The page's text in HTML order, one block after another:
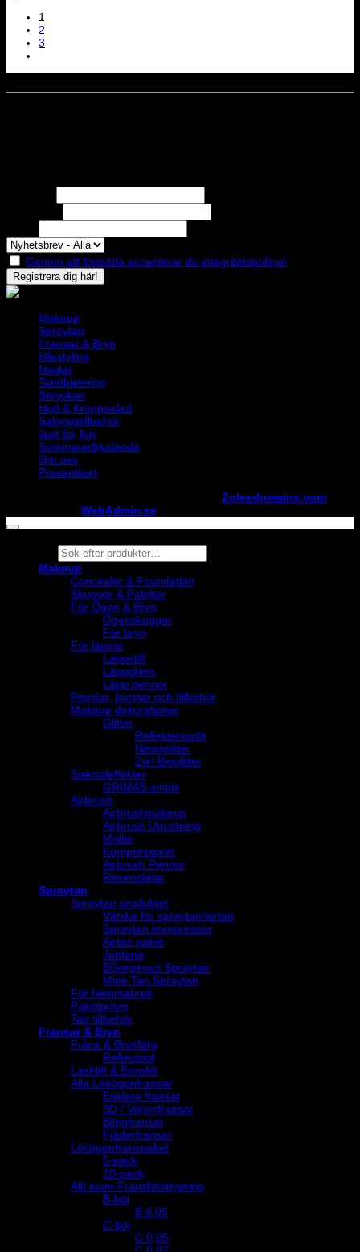
1
2
3
Genom att fortsätta accepterar du integritetspolicyn
Makeup
Spraytan
Fransar & Bryn
Hårstyling
Naglar
Tandblekning
Smycken
Hud & Kroppsvård
Salongstillbehör
Just for fun
Sommarerbjudande
Om oss
Presentkort
Zolexdomains.com
WebAdmin.se
Products
search
Makeup
Concealer & Foundation
Skuggor & Paletter
För Ögon & Bryn
Ögonskuggor
För bryn
För läppar
Läppstift
Läppglans
Läpp pennor
Penslar, borstar och tillbehör
Makeup dekorationer
Glitter
Reflekterande
Neonglitter
Ztirl Bioglitter
Specialeffekter
GRIMAS smink
Airbrush
Airbrushmakeup
Airbrush Utrustning
Mallar
Kompressorer
Airbrush Pennor
Reservdelar
Spraytan
Spraytan produkter
Vätska för spraytan/airtan
Spraytan kompressor
Airtan paket
Jantana
BGorgeous Spraytan
Mine Tan Spraytan
För hemmabruk
Paketpriser
Tan tillbehör
Fransar & Bryn
Frans & Brynfärg
Reflectocil
Lashlift & Browlift
Alla Lösögonfransar
Enklare fransar
3D / Volymfransar
Blingfransar
Fjäderfransar
Lösögonfranspaket
5-pack
10-pack
Allt inom Fransförlängning
B-böj
B 0.05
C-böj
C 0,05